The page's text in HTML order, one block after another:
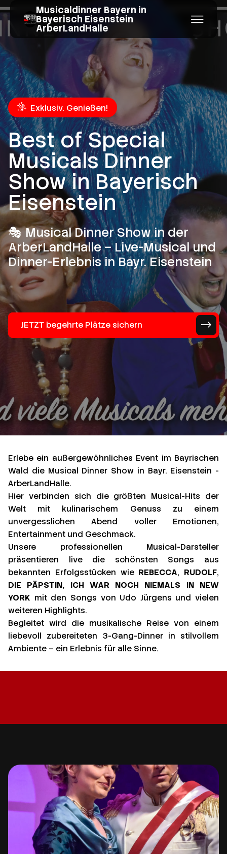
Musicaldinner Bayern in
Bayerisch Eisenstein
ArberLandHalle
Exklusiv. Genießen!
Best of Special
Musicals Dinner
Show in Bayerisch
Eisenstein
🎭 Musical Dinner Show in der
ArberLandHalle – Live-Musical und
Dinner-Erlebnis in Bayr. Eisenstein
JETZT begehrte Plätze sichern
Erlebe ein außergewöhnliches Event im Bayrischen
Wald die Musical Dinner Show in Bayr. Eisenstein -
ArberLandHalle.
Hier verbinden sich die größten Musical-Hits der
Welt mit kulinarischem Genuss zu einem
unvergesslichen Abend voller Emotionen,
Entertainment und Geschmack.
Unsere professionellen Musical-Darsteller
präsentieren live die schönsten Songs aus
bekannten Erfolgsstücken wie REBECCA, RUDOLF,
DIE PÄPSTIN,
ICH WAR NOCH NIEMALS IN NEW
YORK mit den Songs von Udo Jürgens und vielen
weiteren Highlights.
Begleitet wird die musikalische Reise von einem
liebevoll zubereiteten 3-Gang-Dinner in stilvollem
Ambiente – ein Erlebnis für alle Sinne.